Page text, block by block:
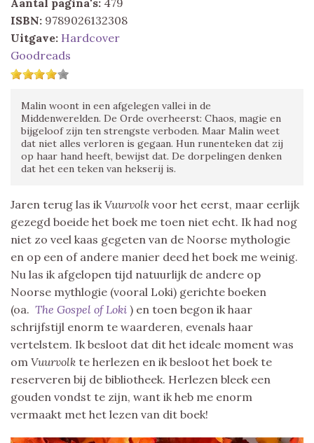
ISBN: 9789026132308
Uitgave: Hardcover
Goodreads
Malin woont in een afgelegen vallei in de
Middenwerelden. De Orde overheerst: Chaos, magie en
bijgeloof zijn ten strengste verboden. Maar Malin weet
dat niet alles verloren is gegaan. Hun runenteken dat zij
op haar hand heeft, bewijst dat. De dorpelingen denken
dat het een teken van hekserij is.
Jaren terug las ik Vuurvolk voor het eerst, maar eerlijk
gezegd boeide het boek me toen niet echt. Ik had nog
niet zo veel kaas gegeten van de Noorse mythologie
en op een of andere manier deed het boek me weinig.
Nu las ik afgelopen tijd natuurlijk de andere op
Noorse mythlogie (vooral Loki) gerichte boeken
(oa. The Gospel of Loki ) en toen begon ik haar
schrijfstijl enorm te waarderen, evenals haar
vertelstem. Ik besloot dat dit het ideale moment was
om Vuurvolk te herlezen en ik besloot het boek te
reserveren bij de bibliotheek. Herlezen bleek een
gouden vondst te zijn, want ik heb me enorm
vermaakt met het lezen van dit boek!